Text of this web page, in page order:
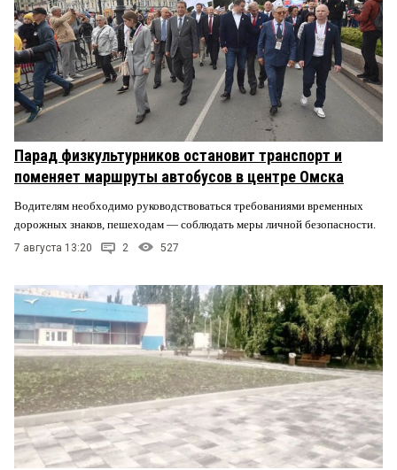
Парад физкультурников остановит транспорт и
поменяет маршруты автобусов в центре Омска
Водителям необходимо руководствоваться требованиями временных
дорожных знаков, пешеходам — соблюдать меры личной безопасности.
7 августа 13:20 2 527